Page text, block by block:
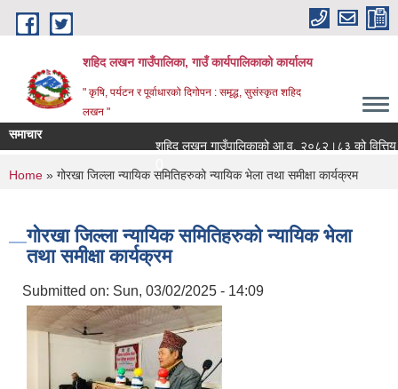
Skip to main content
शहिद लखन गाउँपालिका, गाउँ कार्यपालिकाको कार्यालय
" कृषि, पर्यटन र पूर्वाधारको दिगोपन : समृद्ध, सुसंस्कृत शहिद
लखन "
समाचार
शहिद लखन गाउँपालिकाको आ.व. २०८२।८३ को वित्तिय
You are here
Home » गोरखा जिल्ला न्यायिक समितिहरुको न्यायिक भेला तथा समीक्षा कार्यक्रम
गोरखा जिल्ला न्यायिक समितिहरुको न्यायिक भेला
तथा समीक्षा कार्यक्रम
Submitted on: Sun, 03/02/2025 - 14:09